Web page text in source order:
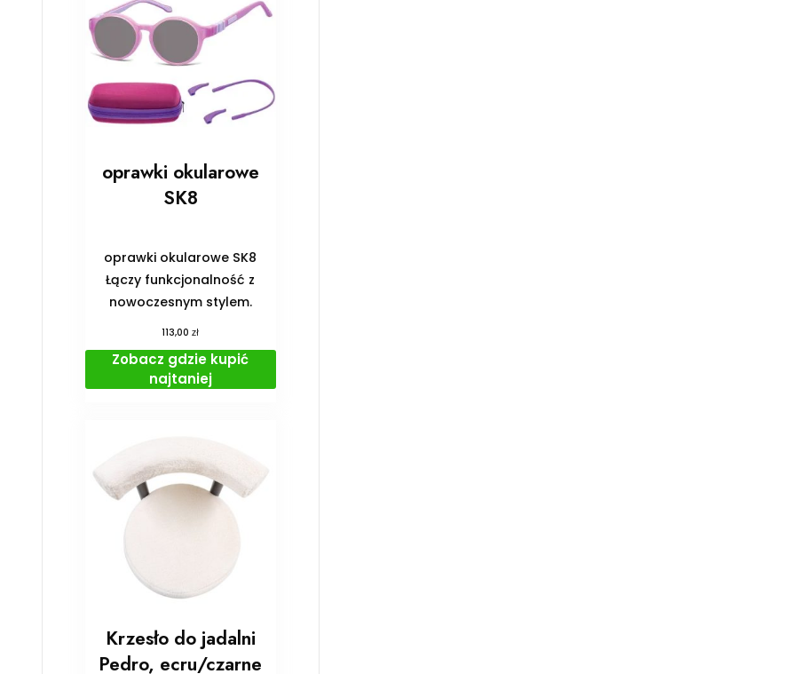
oprawki okularowe
SK8
oprawki okularowe SK8
Łączy funkcjonalność z
nowoczesnym stylem.
113,00zł
Zobacz gdzie kupić
najtaniej
Krzesło do jadalni
Pedro, ecru/czarne